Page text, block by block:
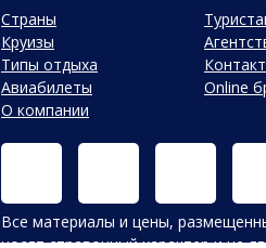
Страны
Круизы
Типы отдыха
Авиабилеты
О компании
Online
Все материалы и цены,